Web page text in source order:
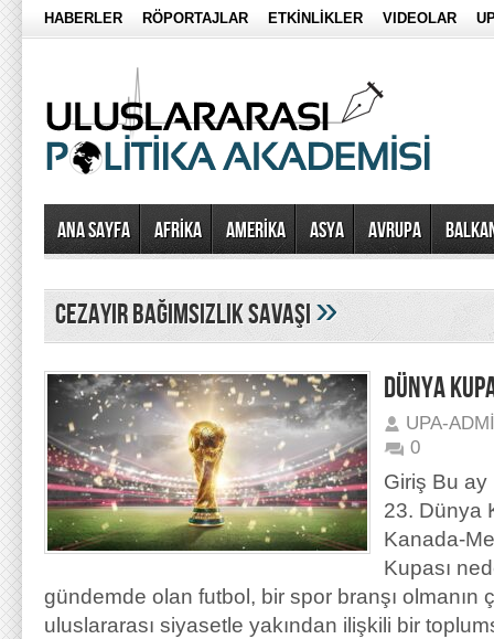
HABERLER RÖPORTAJLAR ETKİNLİKLER VIDEOLAR
Ana Sayfa AFRİKA AMERİKA ASYA AVRUPA
cezayir bağımsızlık savaşı»
DÜNYA
UPA-
0
Giriş Bu
23. Dünya
Kanada-
Kupası
gündemde olan futbol, bir spor branşı olmanın
uluslararası siyasetle yakından ilişkili bir